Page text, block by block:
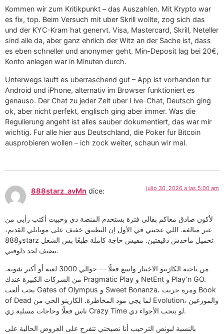
Kommen wir zum Kritikpunkt – das Auszahlen. Mit Krypto war
es fix, top. Beim Versuch mit uber Skrill wollte, zog sich das
und der KYC-Kram hat genervt. Visa, Mastercard, Skrill, Neteller
sind alle da, aber ganz ehrlich der Witz an der Sache ist, dass
es eben schneller und anonymer geht. Min-Deposit lag bei 20€,
Konto anlegen war in Minuten durch.
Unterwegs lauft es uberraschend gut – App ist vorhanden fur
Android und iPhone, alternativ im Browser funktioniert es
genauso. Der Chat zu jeder Zeit uber Live-Chat, Deutsch ging
ok, aber nicht perfekt, englisch ging aber immer. Was die
Regulierung angeht ist alles sauber dokumentiert, das war mir
wichtig. Fur alle hier aus Deutschland, die Poker fur Bitcoin
ausprobieren wollen – ich zock weiter, schaun wir mal.
888starz_avMn dice: julio 30, 2026 a las 5:00 am
لأكون صادق معاكم بقالي فترة بستخدم المنصة دي وحبيت أكتب رأيي من
غير مبالغة. اللي عجبني في الأول إن التطبيق خفيف على موبايلي القديم،
و888starz تحميل ماخدش دقيقتين. مفيش حاجة كاملة طبعًا بس الشغل
نضيف لحد دلوقتي.
من ناحية الكازينو الاختيار واسع فعلًا — حوالي 3000 لعبة أو أكتر شوية.
من الشركات الكبيرة عندك Pragmatic Play و NetEnt و Play’n GO.
بحب ألعب Gates of Olympus و Sweet Bonanza، ومرة جربت Book
of Dead لما يجي مود المخاطرة. الكازينو الحي من Evolution، والموزعين
ناس فعلًا وحاجات مسلية زي Crazy Time لو بتحب الأجواء دي.
بالنسبة لبونص الترحيب أنا نصيحتي تتفرج على العروض الحالية على